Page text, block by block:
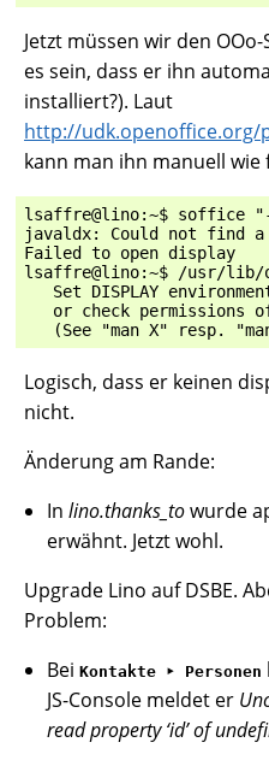
Jetzt müssen wir den
es sein, dass er ihn
installiert?). Laut
http://
kann man ihn manuell
lsaffre@lino:~$ soffice "-
javaldx: Could not find a
Failed to open display
lsaffre@lino:~$ /usr/lib/
Set DISPLAY
or check permissions
Logisch, dass er keinen
nicht.
Änderung am Rande:
Inlino.thanks_towurde
erwähnt. Jetzt wohl.
Upgrade Lino auf DSBE.
Problem:
BeiKontakte ‣ Personen
JS-Console meldet er
read property ‘id’ of